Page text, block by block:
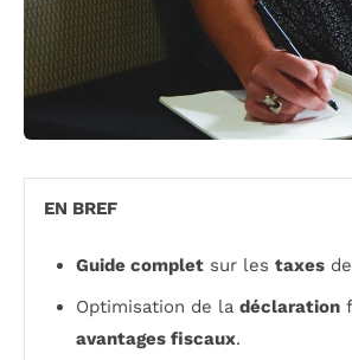
EN BREF
Guide complet sur les taxes
Optimisation de la déclaration
avantages fiscaux.